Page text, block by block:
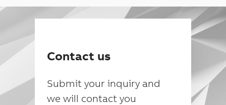
Contact us
Submit your inquiry and
we will contact you